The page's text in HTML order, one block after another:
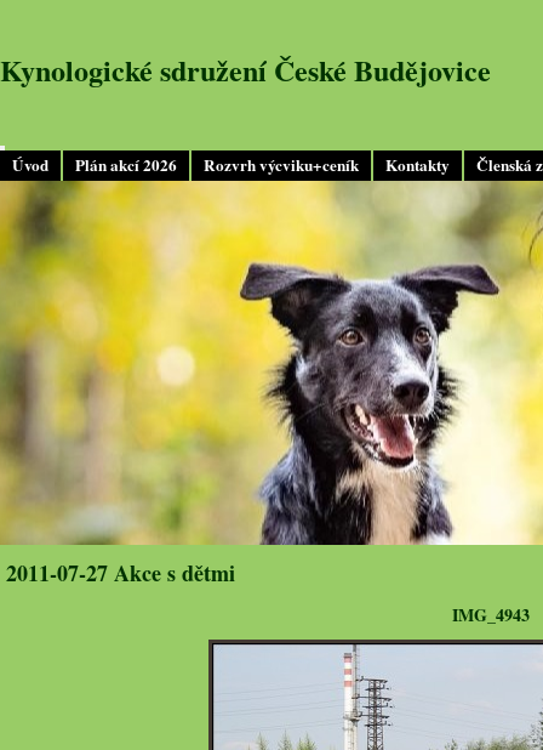
Úvod Plán akcí 2026 Rozvrh výcviku+ceník Kontakty Členská
Kynologické sdružení České Budějovice
2011-07-27 Akce s dětmi
IMG_4943